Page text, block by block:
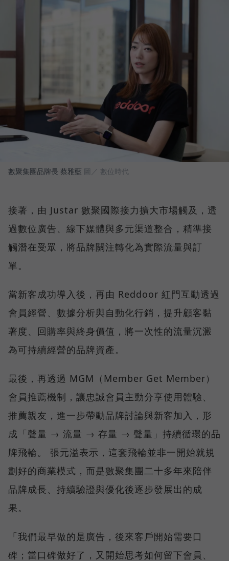
數聚集團品牌長 蔡雅藍 圖／ 數位時代
接著，由 Justar 數聚國際接力擴大市場觸及，透
過數位廣告、線下媒體與多元渠道整合，精準接
觸潛在受眾，將品牌關注轉化為實際流量與訂
單。
當新客成功導入後，再由 Reddoor 紅門互動透過
會員經營、數據分析與自動化行銷，提升顧客黏
著度、回購率與終身價值，將一次性的流量沉澱
為可持續經營的品牌資產。
最後，再透過 MGM（Member Get Member）
會員推薦機制，讓忠誠會員主動分享使用體驗、
推薦親友，進一步帶動品牌討論與新客加入，形
成「聲量 → 流量 → 存量 → 聲量」持續循環的品
牌飛輪。 張元溢表示，這套飛輪並非一開始就規
劃好的商業模式，而是數聚集團二十多年來陪伴
品牌成長、持續驗證與優化後逐步發展出的成
果。
「我們最早做的是廣告，後來客戶開始需要口
碑；當口碑做好了，又開始思考如何留下會員、